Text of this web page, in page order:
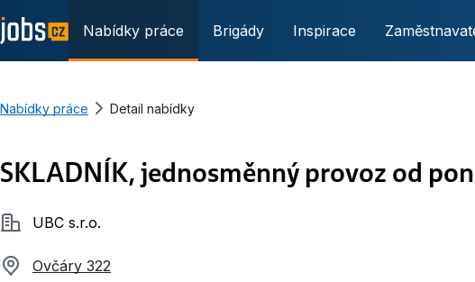
Nabídky práce Brigády Inspirace
Nabídky práce Detail nabídky
SKLADNÍK, jednosměnný provoz od
SpolečnostUBC s.r.o.
Ovčáry 322